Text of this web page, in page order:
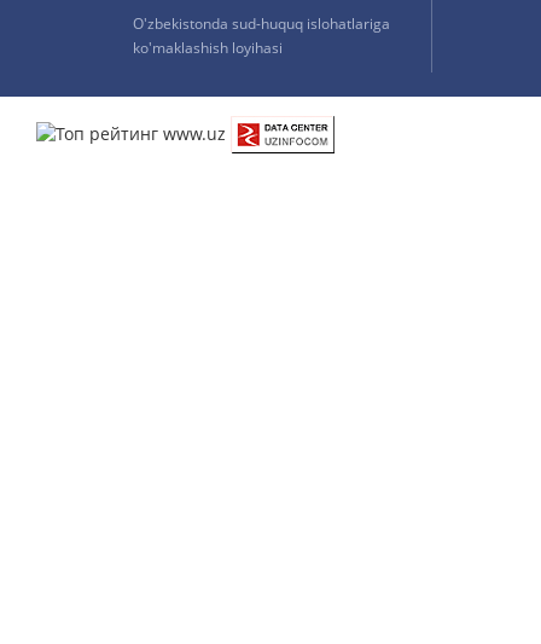
O'zbekistonda sud-huquq islohatlariga
ko'maklashish loyihasi